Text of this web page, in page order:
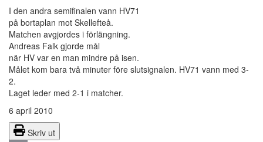
I den andra semifinalen vann HV71
på bortaplan mot Skellefteå.
Matchen avgjordes i förlängning.
Andreas Falk gjorde mål
när HV var en man mindre på isen.
Målet kom bara två minuter före slutsignalen. HV71 vann med 3-
2.
Laget leder med 2-1 i matcher.
6 april 2010
Skriv ut